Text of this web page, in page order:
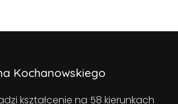
Kochanowskiego
kształcenie na 58 kierunkach